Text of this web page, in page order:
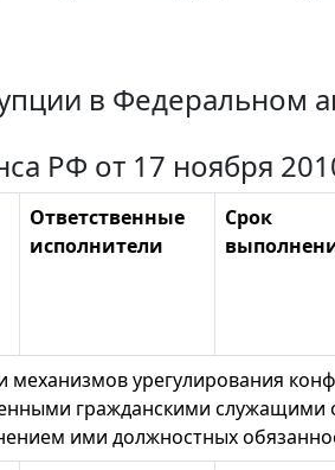
в Федеральном
РФ от 17 ноября
Ответственные
исполнители
Срок
урегулирования
гражданскими служащими
ими должностных